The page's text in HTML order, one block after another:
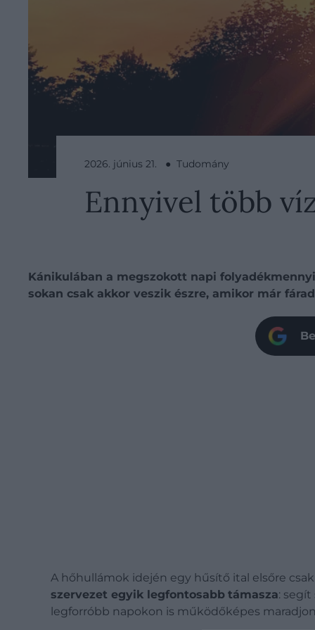
2026. június 21. ● Tudomány
Ennyivel több
Kánikulában a megszokott napi
sokan csak akkor veszik észre, amikor már
A hőhullámok idején egy hűsítő ital elsőre
szervezet egyik legfontosabb támasza:
legforróbb napokon is működőképes